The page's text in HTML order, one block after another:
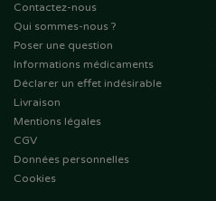
Contactez-nous
Qui sommes-nous ?
Poser une question
Informations médicaments
Déclarer un effet indésirable
Livraison
Mentions légales
CGV
Données personnelles
Cookies